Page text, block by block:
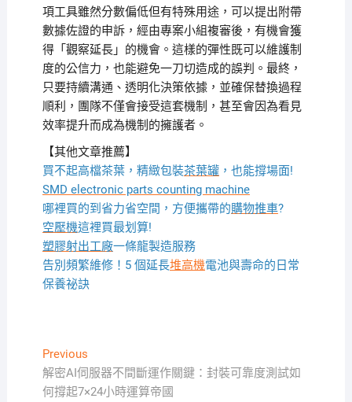
項工具雖然分數偏低但有特殊用途，可以提出附帶
數據佐證的申訴，經由專案小組複審後，有機會獲
得「觀察延長」的機會。這樣的彈性既可以維護制
度的公信力，也能避免一刀切造成的誤判。最終，
只要持續溝通、透明化決策依據，並確保替換過程
順利，團隊不僅會接受這套機制，甚至會因為看見
效率提升而成為機制的擁護者。
【其他文章推薦】
買不起高檔茶葉，精緻包裝茶葉罐，也能撐場面!
SMD electronic parts counting machine
哪裡買的到省力省空間，方便攜帶的購物推車?
空壓機這裡買最划算!
塑膠射出工廠一條龍製造服務
告別頻繁維修！5 個延長堆高機電池與壽命的日常
保養祕訣
文
章
PreviousPrevious
post:
解密AI伺服器不間斷運作關鍵：封裝可靠度測試如
何撐起7×24小時運算帝國